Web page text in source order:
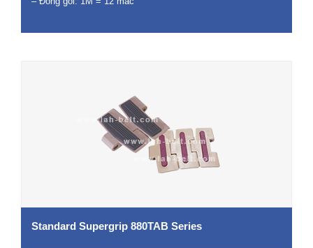
Standard Supergrip 880TAB Series